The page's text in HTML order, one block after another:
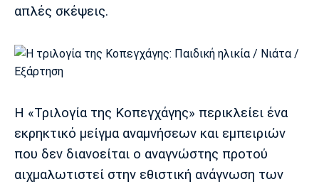
απλές σκέψεις.
Η «Τριλογία της Κοπεγχάγης» περικλείει ένα
εκρηκτικό μείγμα αναμνήσεων και εμπειριών
που δεν διανοείται ο αναγνώστης προτού
αιχμαλωτιστεί στην εθιστική ανάγνωση των